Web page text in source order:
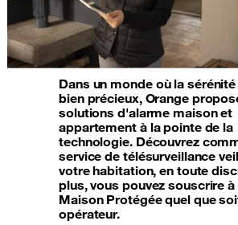
Dans un monde où la
bien précieux, Orange
solutions d'alarme maison et
appartement à la pointe de la
technologie. Découvrez
service de télésurveillance
votre habitation, en toute
plus, vous pouvez souscrire à
Maison Protégée quel que
opérateur.